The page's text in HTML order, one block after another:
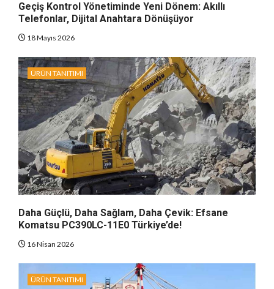
Geçiş Kontrol Yönetiminde Yeni Dönem: Akıllı
Telefonlar, Dijital Anahtara Dönüşüyor
18 Mayıs 2026
ÜRÜN TANITIMI
Daha Güçlü, Daha Sağlam, Daha Çevik: Efsane
Komatsu PC390LC-11E0 Türkiye’de!
16 Nisan 2026
ÜRÜN TANITIMI